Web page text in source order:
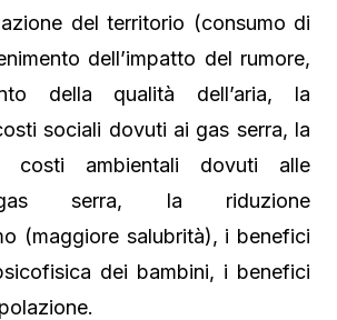
del territorio (consumo di
dell’impatto del rumore,
della qualità dell’aria, la
sociali dovuti ai gas serra, la
costi ambientali dovuti alle
serra, la riduzione
(maggiore salubrità), i benefici
dei bambini, i benefici